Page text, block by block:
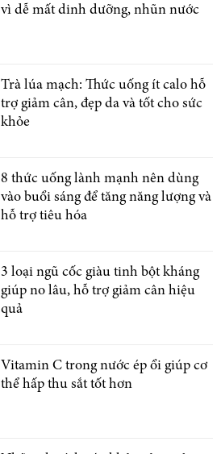
vì dễ mất dinh dưỡng, nhũn nước
Trà lúa mạch: Thức uống ít calo hỗ
trợ giảm cân, đẹp da và tốt cho sức
khỏe
8 thức uống lành mạnh nên dùng
vào buổi sáng để tăng năng lượng và
hỗ trợ tiêu hóa
3 loại ngũ cốc giàu tinh bột kháng
giúp no lâu, hỗ trợ giảm cân hiệu
quả
Vitamin C trong nước ép ổi giúp cơ
thể hấp thu sắt tốt hơn